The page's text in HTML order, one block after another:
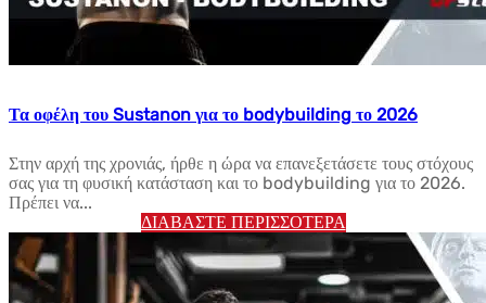
Τα οφέλη του Sustanon για το bodybuilding το 2026
Στην αρχή της χρονιάς, ήρθε η ώρα να επανεξετάσετε τους στόχους
σας για τη φυσική κατάσταση και το bodybuilding για το 2026.
Πρέπει να...
ΔΙΑΒΆΣΤΕ ΠΕΡΙΣΣΌΤΕΡΑ